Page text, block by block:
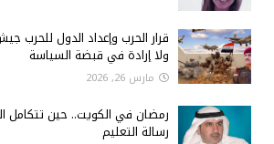
قرار الحرب وإعداد الدول للحرب
ولا إرادة في قبضة السياسة
مارس 26, 2026
رمضان في الكويت.. حين تتكامل
رسالة التعليم